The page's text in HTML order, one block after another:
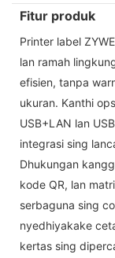
Fitur produk
Printer label
lan ramah
efisien, tanpa
ukuran. Kanthi
USB+LAN lan
integrasi sing
Dhukungan
kode QR, lan
serbaguna sing
nyedhiyakake
kertas sing